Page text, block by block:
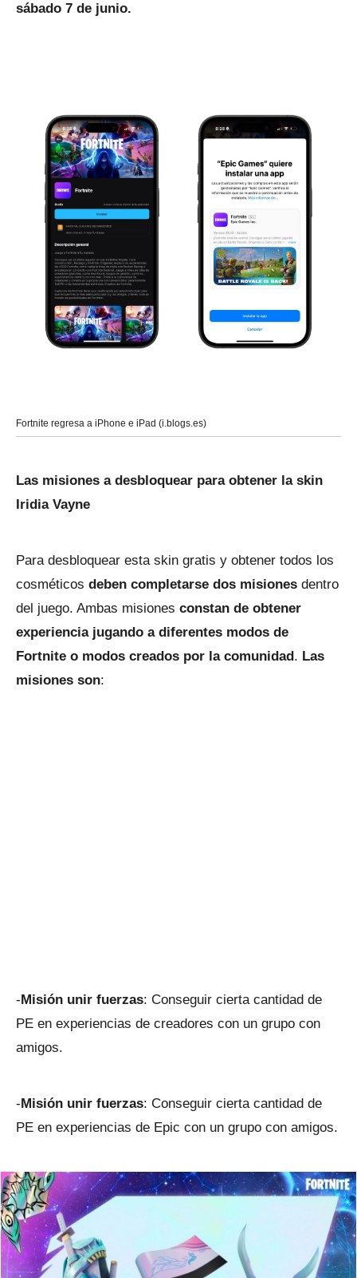
sábado 7 de junio.
Fortnite regresa a iPhone e iPad (i.blogs.es)
Las misiones a desbloquear para obtener la skin
Iridia Vayne
Para desbloquear esta skin gratis y obtener todos los
cosméticos deben completarse dos misiones dentro
del juego. Ambas misiones constan de obtener
experiencia jugando a diferentes modos de
Fortnite o modos creados por la comunidad. Las
misiones son:
-Misión unir fuerzas: Conseguir cierta cantidad de
PE en experiencias de creadores con un grupo con
amigos.
-Misión unir fuerzas: Conseguir cierta cantidad de
PE en experiencias de Epic con un grupo con amigos.